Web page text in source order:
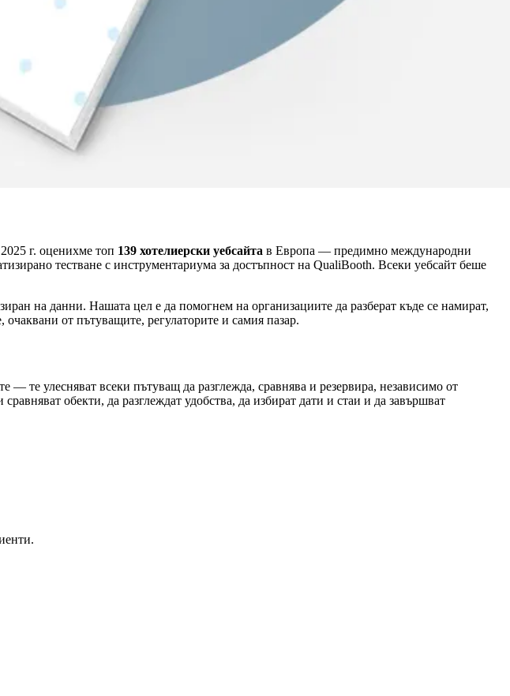
г. оценихме топ 139 хотелиерски уебсайта в Европа — предимно международни
тестване с инструментариума за достъпност на QualiBooth. Всеки уебсайт беше
на данни. Нашата цел е да помогнем на организациите да разберат къде се намират,
от пътуващите, регулаторите и самия пазар.
те улесняват всеки пътуващ да разглежда, сравнява и резервира, независимо от
обекти, да разглеждат удобства, да избират дати и стаи и да завършват